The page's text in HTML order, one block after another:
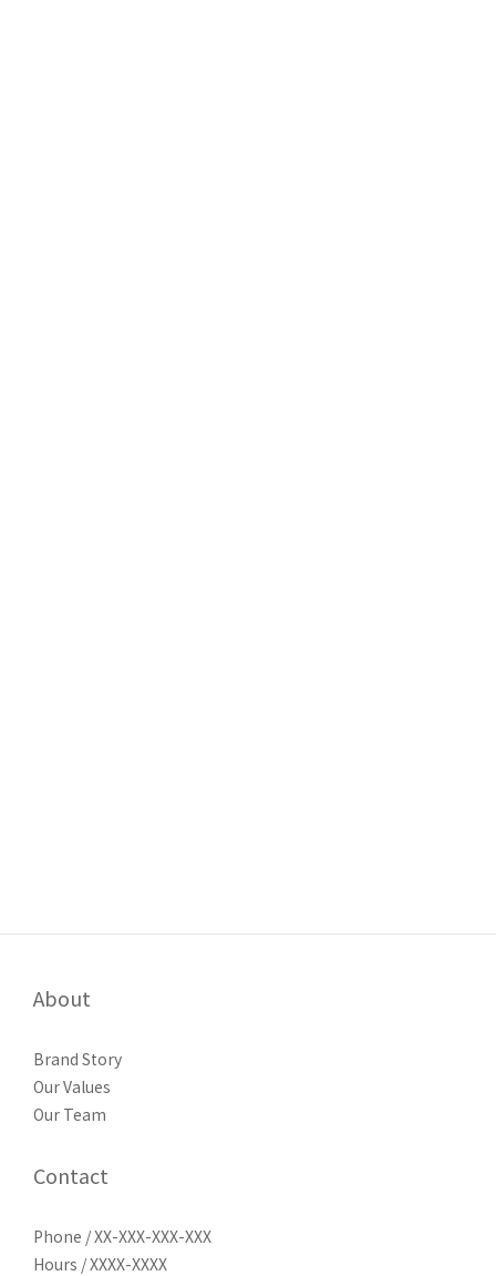
About
Brand Story
Our Values
Our Team
Contact
Phone / XX-XXX-XXX-XXX
Hours / XXXX-XXXX